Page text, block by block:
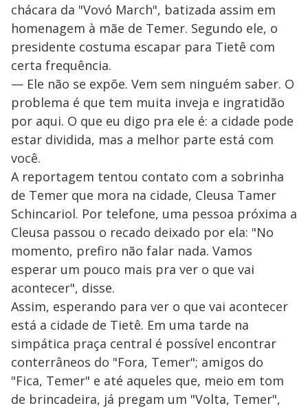
chácara da "Vovó March", batizada assim em
homenagem à mãe de Temer. Segundo ele, o
presidente costuma escapar para Tietê com
certa frequência.
— Ele não se expõe. Vem sem ninguém saber. O
problema é que tem muita inveja e ingratidão
por aqui. O que eu digo pra ele é: a cidade pode
estar dividida, mas a melhor parte está com
você.
A reportagem tentou contato com a sobrinha
de Temer que mora na cidade, Cleusa Tamer
Schincariol. Por telefone, uma pessoa próxima a
Cleusa passou o recado deixado por ela: "No
momento, prefiro não falar nada. Vamos
esperar um pouco mais pra ver o que vai
acontecer", disse.
Assim, esperando para ver o que vai acontecer
está a cidade de Tietê. Em uma tarde na
simpática praça central é possível encontrar
conterrâneos do "Fora, Temer"; amigos do
"Fica, Temer" e até aqueles que, meio em tom
de brincadeira, já pregam um "Volta, Temer",